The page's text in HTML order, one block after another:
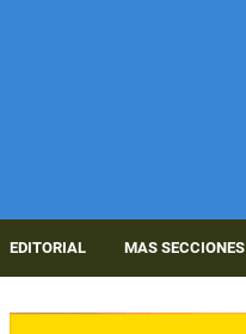
EDITORIAL MAS SECCIONES